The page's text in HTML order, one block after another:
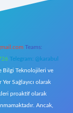
Teams:
Telegram: @karabul
Bilgi Teknolojileri ve
Sağlayıcı olarak
proaktif olarak
Ancak,